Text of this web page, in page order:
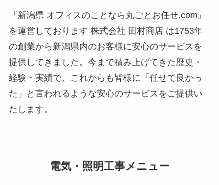
『新潟県 オフィスのことなら丸ごとお任せ.com』
を運営しております 株式会社 田村商店 は1753年
の創業から新潟県内のお客様に安心のサービスを
提供してきました。今まで積み上げてきた歴史・
経験・実績で、これからも皆様に「任せて良かっ
た」と言われるような安心のサービスをご提供い
たします。
電気・照明工事メニュー